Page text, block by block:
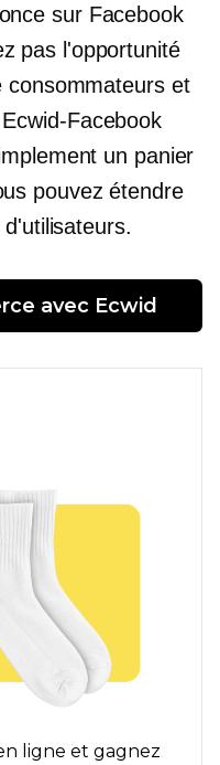
sur Facebook
pas l'opportunité
consommateurs et
Ecwid-Facebook
un panier
pouvez étendre
avec Ecwid
ligne et gagnez